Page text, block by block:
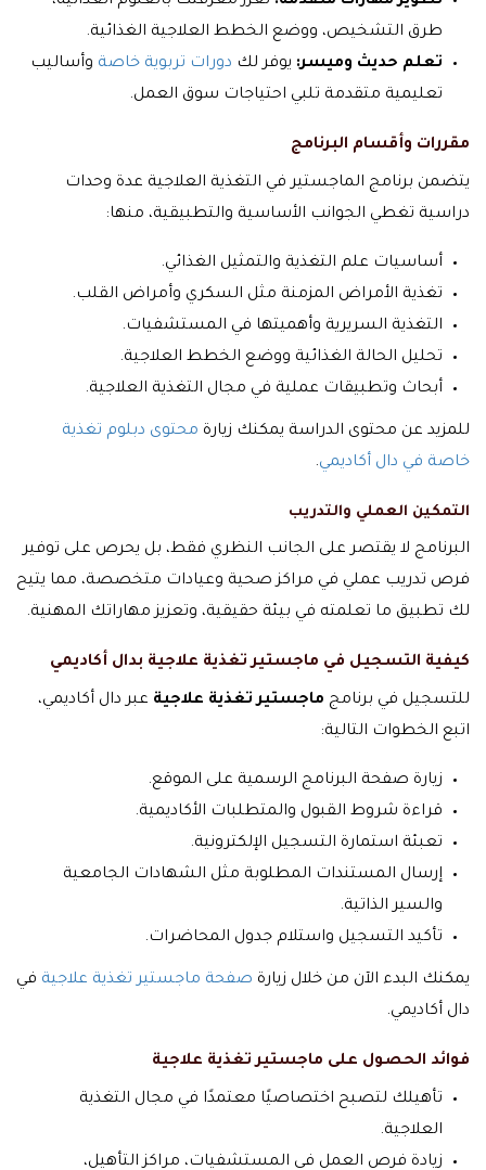
طرق التشخيص، ووضع الخطط العلاجية الغذائية.
تعلم حديث وميسر: يوفر لك دورات تربوية خاصة وأساليب
تعليمية متقدمة تلبي احتياجات سوق العمل.
مقررات وأقسام البرنامج
يتضمن برنامج الماجستير في التغذية العلاجية عدة وحدات
دراسية تغطي الجوانب الأساسية والتطبيقية، منها:
أساسيات علم التغذية والتمثيل الغذائي.
تغذية الأمراض المزمنة مثل السكري وأمراض القلب.
التغذية السريرية وأهميتها في المستشفيات.
تحليل الحالة الغذائية ووضع الخطط العلاجية.
أبحاث وتطبيقات عملية في مجال التغذية العلاجية.
للمزيد عن محتوى الدراسة يمكنك زيارة محتوى دبلوم تغذية
خاصة في دال أكاديمي.
التمكين العملي والتدريب
البرنامج لا يقتصر على الجانب النظري فقط، بل يحرص على توفير
فرص تدريب عملي في مراكز صحية وعيادات متخصصة، مما يتيح
لك تطبيق ما تعلمته في بيئة حقيقية، وتعزيز مهاراتك المهنية.
كيفية التسجيل في ماجستير تغذية علاجية بدال أكاديمي
للتسجيل في برنامج ماجستير تغذية علاجية عبر دال أكاديمي،
اتبع الخطوات التالية:
زيارة صفحة البرنامج الرسمية على الموقع.
قراءة شروط القبول والمتطلبات الأكاديمية.
تعبئة استمارة التسجيل الإلكترونية.
إرسال المستندات المطلوبة مثل الشهادات الجامعية
والسير الذاتية.
تأكيد التسجيل واستلام جدول المحاضرات.
يمكنك البدء الآن من خلال زيارة صفحة ماجستير تغذية علاجية في
دال أكاديمي.
فوائد الحصول على ماجستير تغذية علاجية
تأهيلك لتصبح اختصاصيًا معتمدًا في مجال التغذية
العلاجية.
زيادة فرص العمل في المستشفيات، مراكز التأهيل،